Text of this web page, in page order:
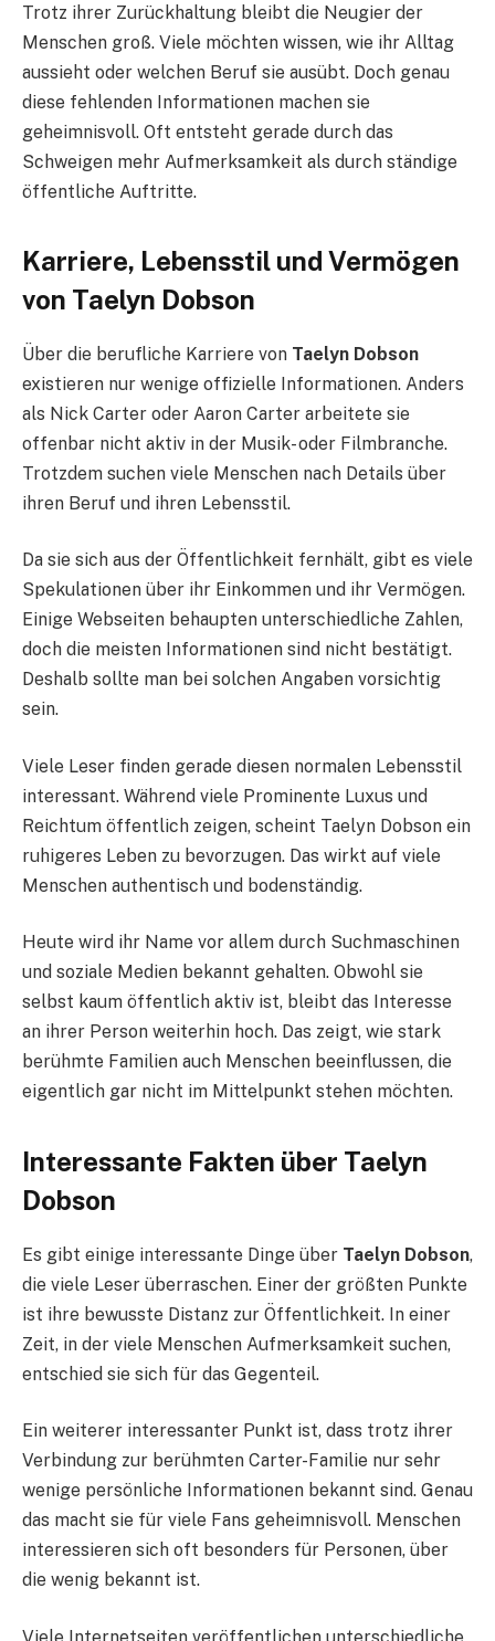
Trotz ihrer Zurückhaltung bleibt die Neugier der
Menschen groß. Viele möchten wissen, wie ihr Alltag
aussieht oder welchen Beruf sie ausübt. Doch genau
diese fehlenden Informationen machen sie
geheimnisvoll. Oft entsteht gerade durch das
Schweigen mehr Aufmerksamkeit als durch ständige
öffentliche Auftritte.
Karriere, Lebensstil und Vermögen
von Taelyn Dobson
Über die berufliche Karriere von Taelyn Dobson
existieren nur wenige offizielle Informationen. Anders
als Nick Carter oder Aaron Carter arbeitete sie
offenbar nicht aktiv in der Musik- oder Filmbranche.
Trotzdem suchen viele Menschen nach Details über
ihren Beruf und ihren Lebensstil.
Da sie sich aus der Öffentlichkeit fernhält, gibt es viele
Spekulationen über ihr Einkommen und ihr Vermögen.
Einige Webseiten behaupten unterschiedliche Zahlen,
doch die meisten Informationen sind nicht bestätigt.
Deshalb sollte man bei solchen Angaben vorsichtig
sein.
Viele Leser finden gerade diesen normalen Lebensstil
interessant. Während viele Prominente Luxus und
Reichtum öffentlich zeigen, scheint Taelyn Dobson ein
ruhigeres Leben zu bevorzugen. Das wirkt auf viele
Menschen authentisch und bodenständig.
Heute wird ihr Name vor allem durch Suchmaschinen
und soziale Medien bekannt gehalten. Obwohl sie
selbst kaum öffentlich aktiv ist, bleibt das Interesse
an ihrer Person weiterhin hoch. Das zeigt, wie stark
berühmte Familien auch Menschen beeinflussen, die
eigentlich gar nicht im Mittelpunkt stehen möchten.
Interessante Fakten über Taelyn
Dobson
Es gibt einige interessante Dinge über Taelyn Dobson,
die viele Leser überraschen. Einer der größten Punkte
ist ihre bewusste Distanz zur Öffentlichkeit. In einer
Zeit, in der viele Menschen Aufmerksamkeit suchen,
entschied sie sich für das Gegenteil.
Ein weiterer interessanter Punkt ist, dass trotz ihrer
Verbindung zur berühmten Carter-Familie nur sehr
wenige persönliche Informationen bekannt sind. Genau
das macht sie für viele Fans geheimnisvoll. Menschen
interessieren sich oft besonders für Personen, über
die wenig bekannt ist.